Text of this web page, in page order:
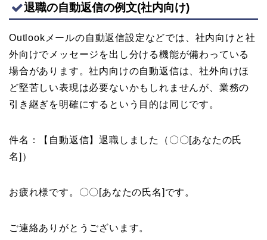
退職の自動返信の例文(社内向け)
Outlookメールの自動返信設定などでは、社内向けと社
外向けでメッセージを出し分ける機能が備わっている
場合があります。社内向けの自動返信は、社外向けほ
ど堅苦しい表現は必要ないかもしれませんが、業務の
引き継ぎを明確にするという目的は同じです。
件名：【自動返信】退職しました（〇〇[あなたの氏
名]）
お疲れ様です。〇〇[あなたの氏名]です。
ご連絡ありがとうございます。